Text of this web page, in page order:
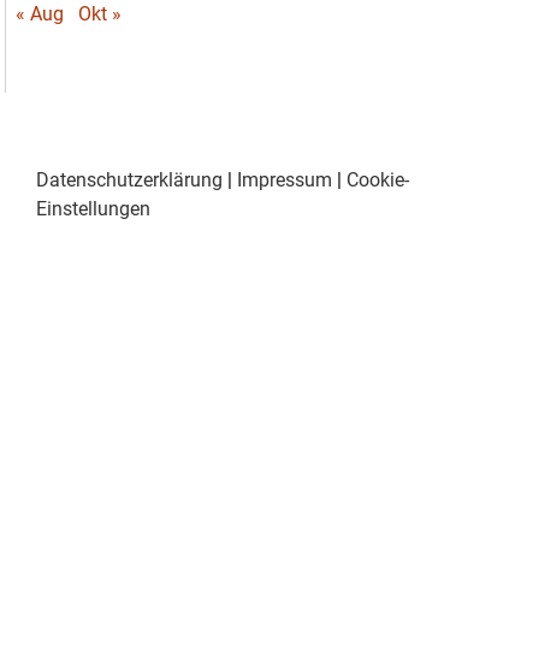
« Aug
Okt »
Datenschutzerklärung | Impressum | Cookie-
Einstellungen